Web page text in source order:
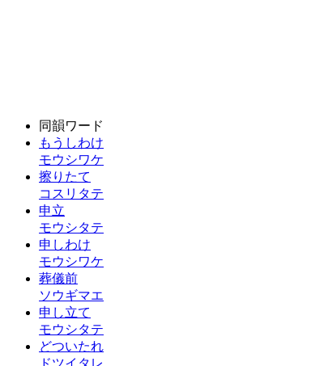
同韻ワード
もうしわけ
モウシワケ
擦りたて
コスリタテ
申立
モウシタテ
申しわけ
モウシワケ
葬儀前
ソウギマエ
申し立て
モウシタテ
どついたれ
ドツイタレ